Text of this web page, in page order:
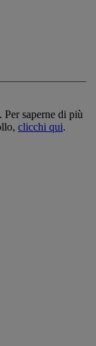
Per saperne di più
clicchi qui.